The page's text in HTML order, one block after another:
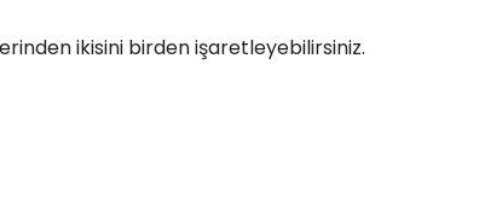
ikisini birden işaretleyebilirsiniz.